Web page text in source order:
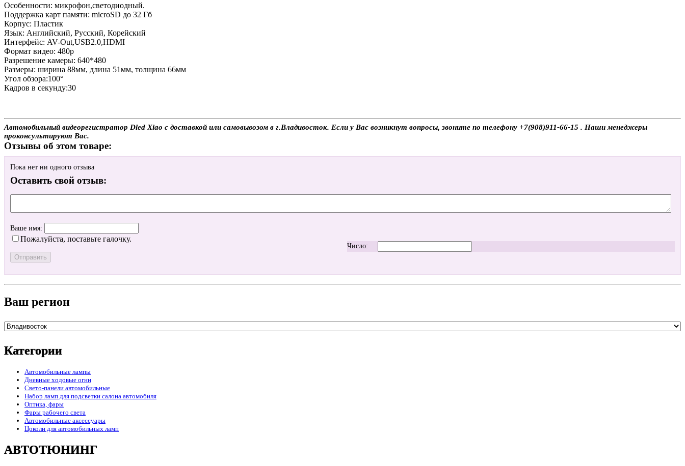
Особенности: микрофон,светодиодный.
Поддержка карт памяти: microSD до 32 Гб
Корпус: Пластик
Язык: Английский, Русский, Корейский
Интерфейс: AV-Out,USB2.0,HDMI
Формат видео: 480p
Разрешение камеры: 640*480
Размеры: ширина 88мм, длина 51мм, толщина 66мм
Угол обзора:100°
Кадров в секунду:30
Автомобильный видеорегистратор Dled Xiao с доставкой или самовывозом в г.Владивосток. Если у Вас возникнут вопросы, звоните по телефону +7(908)911-66-15 . Наши менеджеры
проконсультируют Вас.
Отзывы об этом товаре:
Пока нет ни одного отзыва
Оставить свой отзыв:
Ваше имя:
Пожалуйста, поставьте галочку.
Число:
Ваш регион
Категории
Автомобильные лампы
Дневные ходовые огни
Свето-панели автомобильные
Набор ламп для подсветки салона автомобиля
Оптика, фары
Фары рабочего света
Автомобильные аксессуары
Цоколи для автомобильных ламп
АВТОТЮНИНГ